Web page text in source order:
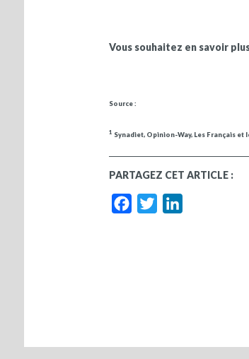
Vous souhaitez en savoir
Source :
1 Synadiet, Opinion-Way, Les Français
PARTAGEZ CET ARTICLE :
Facebook
Twitter